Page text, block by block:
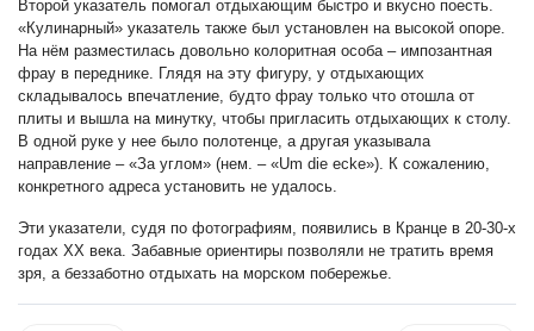
Второй указатель помогал отдыхающим быстро и вкусно поесть.
«Кулинарный» указатель также был установлен на высокой опоре.
На нём разместилась довольно колоритная особа – импозантная
фрау в переднике. Глядя на эту фигуру, у отдыхающих
складывалось впечатление, будто фрау только что отошла от
плиты и вышла на минутку, чтобы пригласить отдыхающих к столу.
В одной руке у нее было полотенце, а другая указывала
направление – «За углом» (нем. – «Um die ecke»). К сожалению,
конкретного адреса установить не удалось.
Эти указатели, судя по фотографиям, появились в Кранце в 20-30-х
годах XX века. Забавные ориентиры позволяли не тратить время
зря, а беззаботно отдыхать на морском побережье.